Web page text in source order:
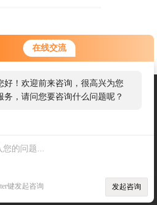
在线交流
好！欢迎前来咨询，很高兴为您
务，请问您要咨询什么问题呢？
键发起咨询 发起咨询